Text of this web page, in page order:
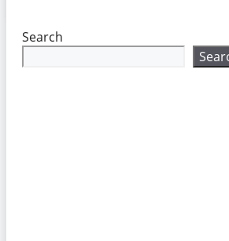
Search